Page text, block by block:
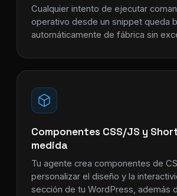
Cualquier intento de ejecutar
operativo desde un snippet queda
automáticamente de fábrica sin
Componentes CSS/JS y
medida
Tu agente crea componentes de
personalizar el diseño y la
sección de tu WordPress, además